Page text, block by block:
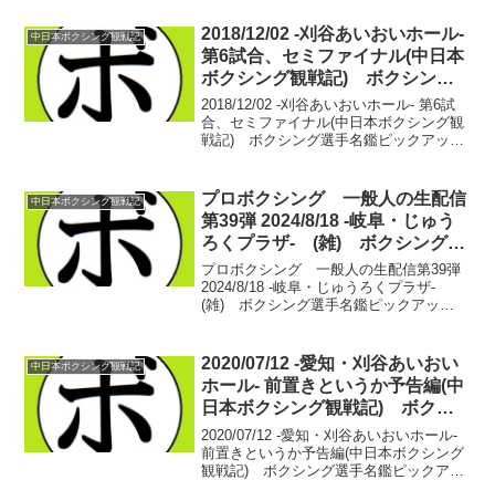
から西から西部から寄ってたかって好選
手...
中日本ボクシング観戦記
2018/12/02 -刈谷あいおいホール-
第6試合、セミファイナル(中日本
ボクシング観戦記) ボクシング
選手名鑑ピックアップ！
2018/12/02 -刈谷あいおいホール- 第6試
合、セミファイナル(中日本ボクシング観
戦記) ボクシング選手名鑑ピックアッ
夢 4戦2勝(2KO)1敗1分...
中日本ボクシング観戦記
プロボクシング 一般人の生配信
第39弾 2024/8/18 -岐阜・じゅう
ろくプラザ- (雑) ボクシング選
手名鑑ピックアップ！
プロボクシング 一般人の生配信第39弾
2024/8/18 -岐阜・じゅうろくプラザ-
(雑) ボクシング選手名鑑ピックアッ
岐阜ヨコゼキジム主催の岐阜ボクシング
カ...
中日本ボクシング観戦記
2020/07/12 -愛知・刈谷あいおい
ホール- 前置きというか予告編(中
日本ボクシング観戦記) ボクシ
ング選手名鑑ピックアップ！
2020/07/12 -愛知・刈谷あいおいホール-
前置きというか予告編(中日本ボクシング
観戦記) ボクシング選手名鑑ピックアッ